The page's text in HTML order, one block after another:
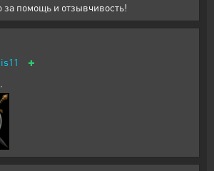
за помощь и отзывчивость!
+